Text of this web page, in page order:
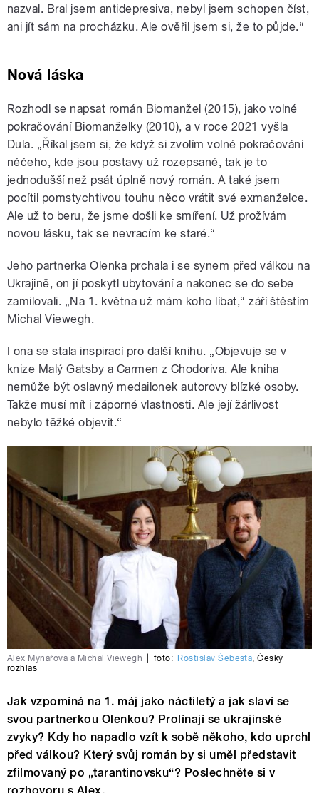
nazval. Bral jsem antidepresiva, nebyl jsem schopen číst,
ani jít sám na procházku. Ale ověřil jsem si, že to půjde.“
Nová láska
Rozhodl se napsat román Biomanžel (2015), jako volné
pokračování Biomanželky (2010), a v roce 2021 vyšla
Dula. „Říkal jsem si, že když si zvolím volné pokračování
něčeho, kde jsou postavy už rozepsané, tak je to
jednodušší než psát úplně nový román. A také jsem
pocítil pomstychtivou touhu něco vrátit své exmanželce.
Ale už to beru, že jsme došli ke smíření. Už prožívám
novou lásku, tak se nevracím ke staré.“
Jeho partnerka Olenka prchala i se synem před válkou na
Ukrajině, on jí poskytl ubytování a nakonec se do sebe
zamilovali. „Na 1. května už mám koho líbat,“ září štěstím
Michal Viewegh.
I ona se stala inspirací pro další knihu. „Objevuje se v
knize Malý Gatsby a Carmen z Chodoriva. Ale kniha
nemůže být oslavný medailonek autorovy blízké osoby.
Takže musí mít i záporné vlastnosti. Ale její žárlivost
nebylo těžké objevit.“
Alex Mynářová a Michal Viewegh foto: Rostislav Šebesta,Český
rozhlas
Jak vzpomíná na 1. máj jako náctiletý a jak slaví se
svou partnerkou Olenkou? Prolínají se ukrajinské
zvyky? Kdy ho napadlo vzít k sobě někoho, kdo uprchl
před válkou? Který svůj román by si uměl představit
zfilmovaný po „tarantinovsku“? Poslechněte si v